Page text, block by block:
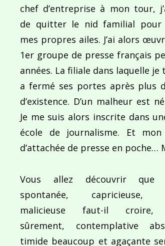
chef d’entreprise à mon tour,
de quitter le nid familial pour
mes propres ailes. J’ai alors
1er groupe de presse français
années. La filiale dans laquelle je
a fermé ses portes après plus
d’existence. D’un malheur est
Je me suis alors inscrite dans
école de journalisme. Et mon
d’attachée de presse en poche…
Vous allez découvrir
spontanée, capricieuse,
malicieuse faut-il croire,
sûrement, contemplative
timide beaucoup et agaçante